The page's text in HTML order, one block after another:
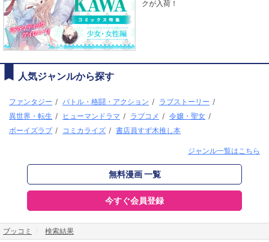
クが入荷！
人気ジャンルから探す
ファンタジー / バトル・格闘・アクション / ラブストーリー /
異世界・転生 / ヒューマンドラマ / ラブコメ / 令嬢・聖女 /
ボーイズラブ / コミカライズ / 書店員すず木推し本
ジャンル一覧はこちら
無料漫画 一覧
今すぐ会員登録
ブッコミ 検索結果